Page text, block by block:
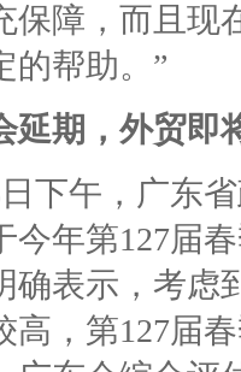
保障，而且现
的帮助。”
延期，外贸即
下午，广东
今年第127届
确表示，考虑
高，第127届